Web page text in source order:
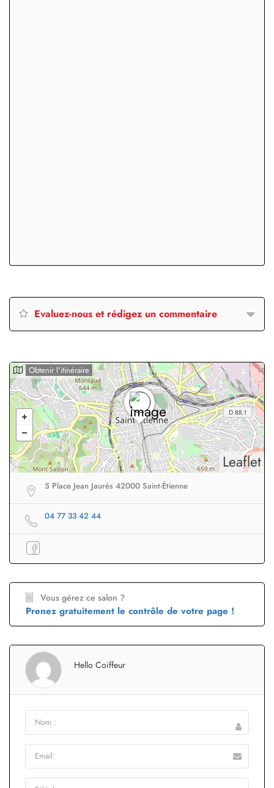
Evaluez-nous et rédigez un commentaire
Leaflet
Obtenir l'itinéraire
5 Place Jean Jaurès 42000 Saint-Étienne
04 77 33 42 44
Vous gérez ce salon ?
Prenez gratuitement le contrôle de votre page !
Hello Coiffeur